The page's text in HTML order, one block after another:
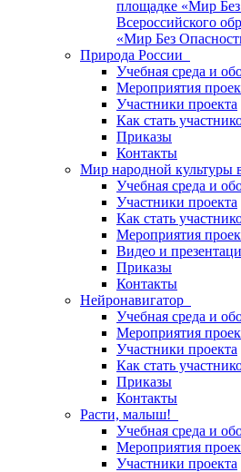
площадке «Мир
Всероссийского
«Мир Без
Природа России
Учебная среда и
Мероприятия
Участники проекта
Как стать
Приказы
Контакты
Мир народной культуры
Учебная среда и
Участники проекта
Как стать
Мероприятия
Видео и
Приказы
Контакты
Нейронавигатор
Учебная среда и
Мероприятия
Участники проекта
Как стать
Приказы
Контакты
Расти, малыш!
Учебная среда и
Мероприятия
Участники проекта